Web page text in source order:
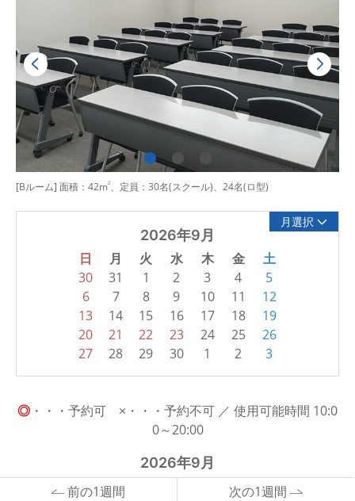
[Bルーム] 面積：42m2、定員：30名(スクール)、24名(ロ型)
月選択
2026年9月
日 月 火 水 木 金 土
30 31 1 2 3 4
5
6
7 8 9 10 11
12
13
14 15 16 17 18
19
20
21 22 23 24 25
26
27
28 29 30 1 2 3
◎ ・・・予約可 ×・・・予約不可 ／ 使用可能時間 10:0
0～20:00
2026年9月
前の1週間 次の1週間